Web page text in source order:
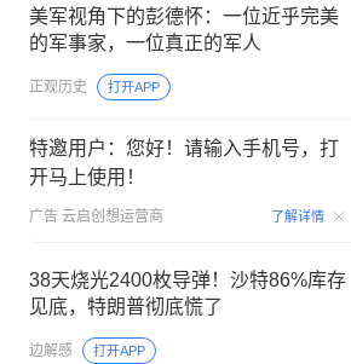
美军视角下的彭德怀：一位近乎完美
的军事家，一位真正的军人
正观历史 打开APP
特邀用户：您好！请输入手机号，打
开马上使用！
广告 云启创想运营商 了解详情
38天烧光2400枚导弹！沙特86%库存
见底，特朗普彻底慌了
边解感 打开APP